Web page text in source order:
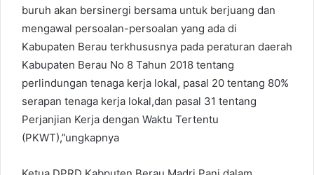
buruh akan bersinergi bersama untuk berjuang dan
mengawal persoalan-persoalan yang ada di
Kabupaten Berau terkhususnya pada peraturan daerah
Kabupaten Berau No 8 Tahun 2018 tentang
perlindungan tenaga kerja lokal, pasal 20 tentang 80%
serapan tenaga kerja lokal,dan pasal 31 tentang
Perjanjian Kerja dengan Waktu Tertentu
(PKWT),”ungkapnya